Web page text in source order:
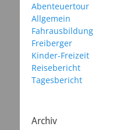
Abenteuertour
Allgemein
Fahrausbildung
Freiberger
Kinder-Freizeit
Reisebericht
Tagesbericht
Archiv